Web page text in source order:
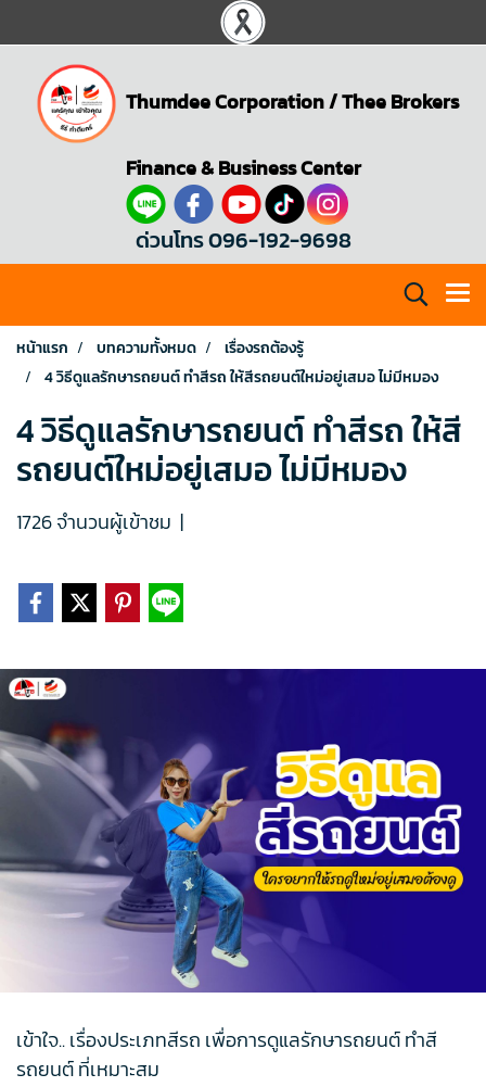
Thumdee Corporation/Thee Brokers
Finance & Business Center
ด่วนโทร 096-192-9698
หน้าแรก บทความทั้งหมด
เรื่องรถต้องรู้
4 วิธีดูแลรักษารถยนต์ ทำสีรถ ให้สีรถยนต์ใหม่อยู่เสมอ ไม่มีหมอง
4 วิธีดูแลรักษารถยนต์ ทำสีรถ ให้สี
รถยนต์ใหม่อยู่เสมอ ไม่มีหมอง
1726 จำนวนผู้เข้าชม |
เข้าใจ.. เรื่องประเภทสีรถ เพื่อการดูแลรักษารถยนต์ ทำสี
รถยนต์ ที่เหมาะสม